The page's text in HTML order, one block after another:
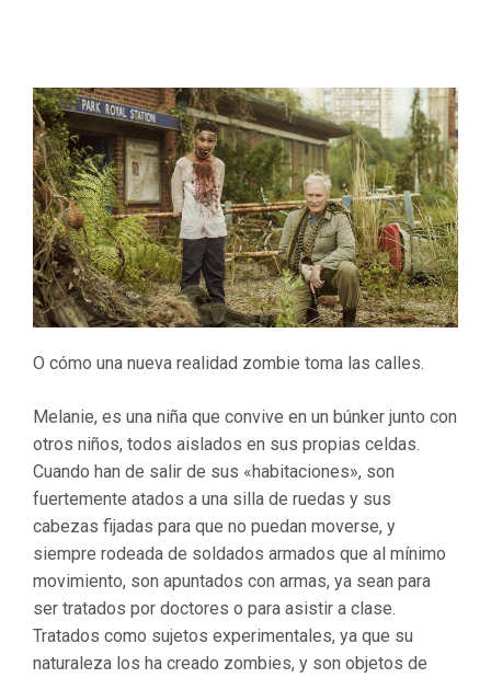
O cómo una nueva realidad zombie toma las calles.
Melanie, es una niña que convive en un búnker junto con
otros niños, todos aislados en sus propias celdas.
Cuando han de salir de sus «habitaciones», son
fuertemente atados a una silla de ruedas y sus
cabezas fijadas para que no puedan moverse, y
siempre rodeada de soldados armados que al mínimo
movimiento, son apuntados con armas, ya sean para
ser tratados por doctores o para asistir a clase.
Tratados como sujetos experimentales, ya que su
naturaleza los ha creado zombies, y son objetos de